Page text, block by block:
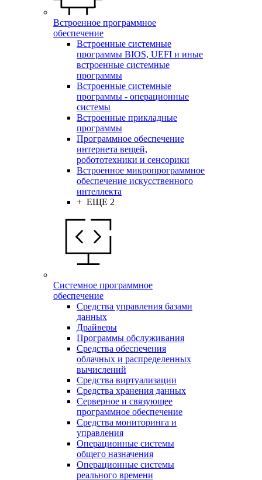
Встроенное программное
обеспечение
Встроенные системные
программы BIOS, UEFI и иные
встроенные системные
программы
Встроенные системные
программы - операционные
системы
Встроенные прикладные
программы
Программное обеспечение
интернета вещей,
робототехники и сенсорики
Встроенное микропрограммное
обеспечение искусственного
интеллекта
+ ЕЩЕ 2
Системное программное
обеспечение
Средства управления базами
данных
Драйверы
Программы обслуживания
Средства обеспечения
облачных и распределенных
вычислений
Средства виртуализации
Средства хранения данных
Серверное и связующее
программное обеспечение
Средства мониторинга и
управления
Операционные системы
общего назначения
Операционные системы
реального времени